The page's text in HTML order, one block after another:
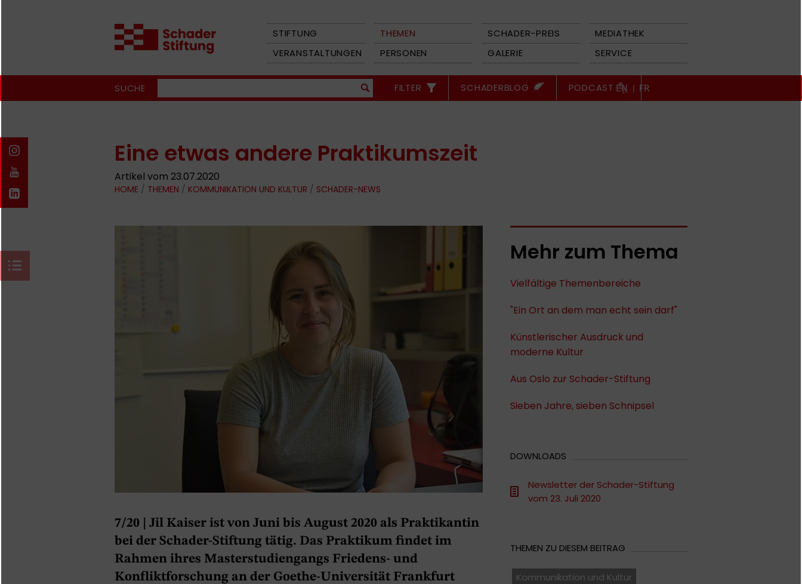
STIFTUNG THEMEN SCHADER-PREIS
MEDIATHEK
VERANSTALTUNGEN
PERSONEN GALERIE SERVICE
SUCHE FILTER SCHADERBLOG PODCAST EN | FR
Eine etwas andere Praktikumszeit
Artikel vom 23.07.2020
HOME / THEMEN / KOMMUNIKATION UND KULTUR / SCHADER-NEWS
7/20 | Jil Kaiser ist von Juni bis August 2020 als Praktikantin
bei der Schader-Stiftung tätig. Das Praktikum findet im
Rahmen ihres Masterstudiengangs Friedens- und
Konfliktforschung an der Goethe-Universität Frankfurt
Mehr zum Thema
Vielfältige Themenbereiche
"Ein Ort an dem man echt sein darf"
Künstlerischer Ausdruck und
moderne Kultur
Aus Oslo zur Schader-Stiftung
Sieben Jahre, sieben Schnipsel
DOWNLOADS
Newsletter der Schader-Stiftung
vom 23. Juli 2020
THEMEN ZU DIESEM BEITRAG
Kommunikation und Kultur